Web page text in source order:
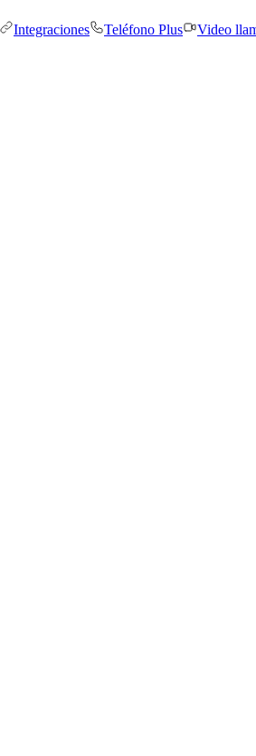
Integraciones Teléfono Plus Video